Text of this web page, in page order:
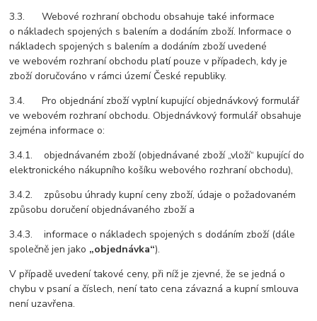
3.3. Webové rozhraní obchodu obsahuje také informace
o nákladech spojených s balením a dodáním zboží. Informace o
nákladech spojených s balením a dodáním zboží uvedené
ve webovém rozhraní obchodu platí pouze v případech, kdy je
zboží doručováno v rámci území České republiky.
3.4. Pro objednání zboží vyplní kupující objednávkový formulář
ve webovém rozhraní obchodu. Objednávkový formulář obsahuje
zejména informace o:
3.4.1. objednávaném zboží (objednávané zboží „vloží“ kupující do
elektronického nákupního košíku webového rozhraní obchodu),
3.4.2. způsobu úhrady kupní ceny zboží, údaje o požadovaném
způsobu doručení objednávaného zboží a
3.4.3. informace o nákladech spojených s dodáním zboží (dále
společně jen jako „objednávka“).
V případě uvedení takové ceny, při níž je zjevné, že se jedná o
chybu v psaní a číslech, není tato cena závazná a kupní smlouva
není uzavřena.